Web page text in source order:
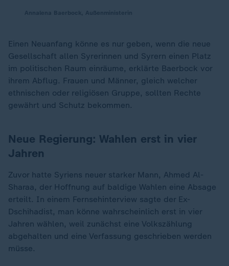
Einen Neuanfang könne es nur geben, wenn die neue
Gesellschaft allen Syrerinnen und Syrern einen Platz
im politischen Raum einräume, erklärte Baerbock vor
ihrem Abflug. Frauen und Männer, gleich welcher
ethnischen oder religiösen Gruppe, sollten Rechte
gewährt und Schutz bekommen.
Neue Regierung: Wahlen erst in vier
Jahren
Zuvor hatte Syriens neuer starker Mann, Ahmed Al-
Sharaa, der Hoffnung auf baldige Wahlen eine Absage
erteilt. In einem Fernsehinterview sagte der Ex-
Dschihadist, man könne wahrscheinlich erst in vier
Jahren wählen, weil zunächst eine Volkszählung
abgehalten und eine Verfassung geschrieben werden
müsse.